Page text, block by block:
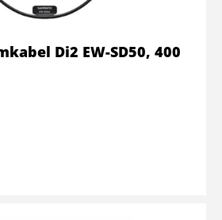
Di2 EW-SD50, 400